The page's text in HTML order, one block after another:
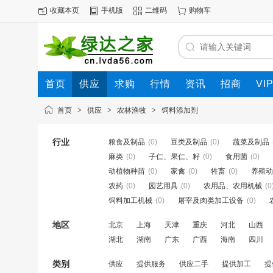
收藏本页 手机版 二维码 购物车
首页 供应 求购 行情 资讯 招商
首页 > 供应 > 农林渔牧 > 饲料添加剂
行业 粮食及制品 (0) 豆类及制品 (0) 蔬菜及制品
麻类 (0) 子仁、果仁、籽 (0) 食用菌 (0)
动植物种苗 (0) 家禽 (0) 牲畜 (0)
养殖
农药 (0) 园艺用具 (0) 农用品、农用机械
饲料加工机械 (0) 屠宰及肉类加工设备 (0)
地区 北京 上海 天津 重庆 河北
山西
湖北
湖南 广东 广西 海南 四川
类别 供应 提供服务 供应二手 提供加工